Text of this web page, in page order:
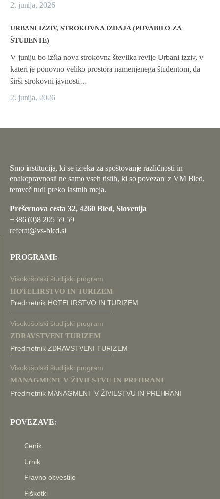
2. junija, 2026
URBANI IZZIV, STROKOVNA IZDAJA (POVABILO ZA
ŠTUDENTE)
V juniju bo izšla nova strokovna številka revije Urbani izziv, v
kateri je ponovno veliko prostora namenjenega študentom, da
širši strokovni javnosti…
2. junija, 2026
Smo institucija, ki se izreka za spoštovanje različnosti in
enakopravnosti ne samo vseh tistih, ki so povezani z VM Bled,
temveč tudi preko lastnih meja.
Prešernova cesta 32, 4260 Bled, Slovenija
+386 (0)8 205 59 59
referat@vs-bled.si
PROGRAMI:
Visokošolski študijski program
HOTELIRSTVO IN TURIZEM
Predmetnik HOTELIRSTVO IN TURIZEM
Visokošolski študijski program
ZDRAVSTVENI TURIZEM
Predmetnik ZDRAVSTVENI TURIZEM
Visokošolski študijski program
MANAGMENT V ŽIVILSTVU IN PREHRANI
Predmetnik MANAGMENT V ŽIVILSTVU IN PREHRANI
POVEZAVE:
Cenik
Urnik
Pravno obvestilo
Piškotki